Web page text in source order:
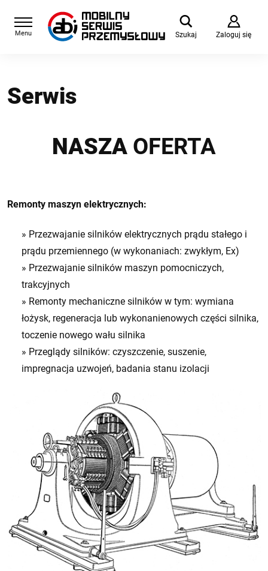
Menu Szukaj Zaloguj się
Serwis
NASZA OFERTA
Remonty maszyn elektrycznych:
» Przezwajanie silników elektrycznych prądu stałego i
prądu przemiennego (w wykonaniach: zwykłym, Ex)
» Przezwajanie silników maszyn pomocniczych,
trakcyjnych
» Remonty mechaniczne silników w tym: wymiana
łożysk, regeneracja lub wykonanienowych części silnika,
toczenie nowego wału silnika
» Przeglądy silników: czyszczenie, suszenie,
impregnacja uzwojeń, badania stanu izolacji